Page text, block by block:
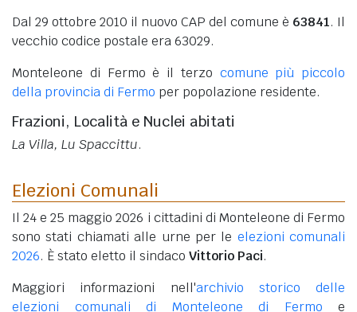
Dal 29 ottobre 2010 il nuovo CAP del comune è 63841. Il
vecchio codice postale era 63029.
Monteleone di Fermo è il terzo comune più piccolo
della provincia di Fermo per popolazione residente.
Frazioni, Località e Nuclei abitati
La Villa, Lu Spaccittu.
Elezioni Comunali
Il 24 e 25 maggio 2026 i cittadini di Monteleone di Fermo
sono stati chiamati alle urne per le elezioni comunali
2026. È stato eletto il sindaco Vittorio Paci.
Maggiori informazioni nell'archivio storico delle
elezioni comunali di Monteleone di Fermo e